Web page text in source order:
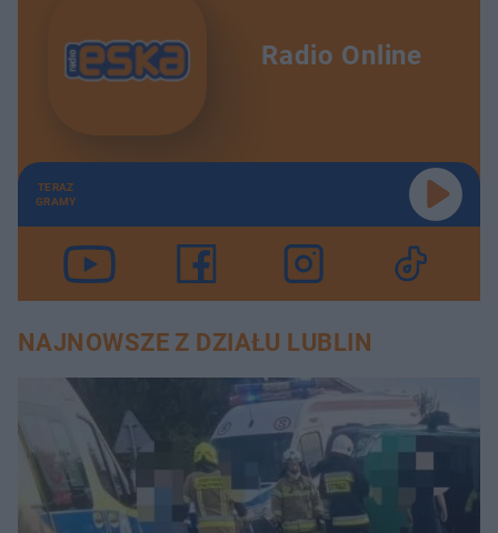
Radio Online
TERAZ
GRAMY
NAJNOWSZE Z DZIAŁU LUBLIN